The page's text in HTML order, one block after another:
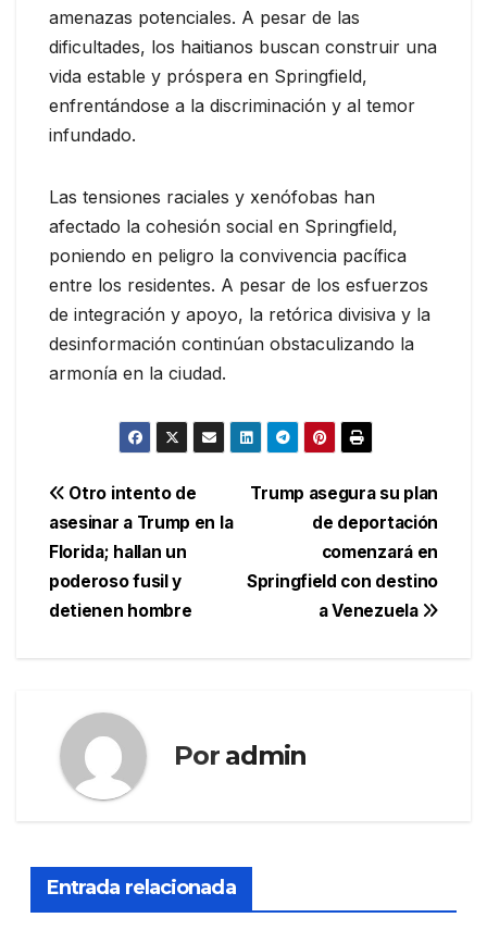
amenazas potenciales. A pesar de las
dificultades, los haitianos buscan construir una
vida estable y próspera en Springfield,
enfrentándose a la discriminación y al temor
infundado.
Las tensiones raciales y xenófobas han
afectado la cohesión social en Springfield,
poniendo en peligro la convivencia pacífica
entre los residentes. A pesar de los esfuerzos
de integración y apoyo, la retórica divisiva y la
desinformación continúan obstaculizando la
armonía en la ciudad.
Navegación
de
entradas
Trump asegura su plan
de deportación
comenzará en
Springfield con destino
a Venezuela
Otro intento de
asesinar a Trump en la
Florida; hallan un
poderoso fusil y
detienen hombre
Por admin
Entrada relacionada